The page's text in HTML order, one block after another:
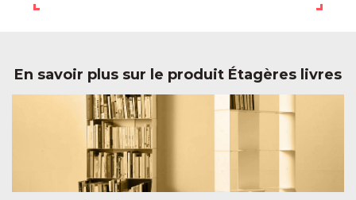
En savoir plus sur le produit Étagères livres